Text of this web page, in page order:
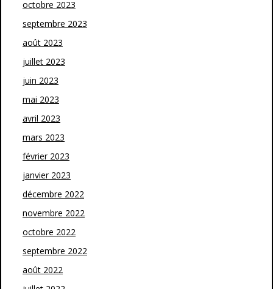
octobre 2023
septembre 2023
août 2023
juillet 2023
juin 2023
mai 2023
avril 2023
mars 2023
février 2023
janvier 2023
décembre 2022
novembre 2022
octobre 2022
septembre 2022
août 2022